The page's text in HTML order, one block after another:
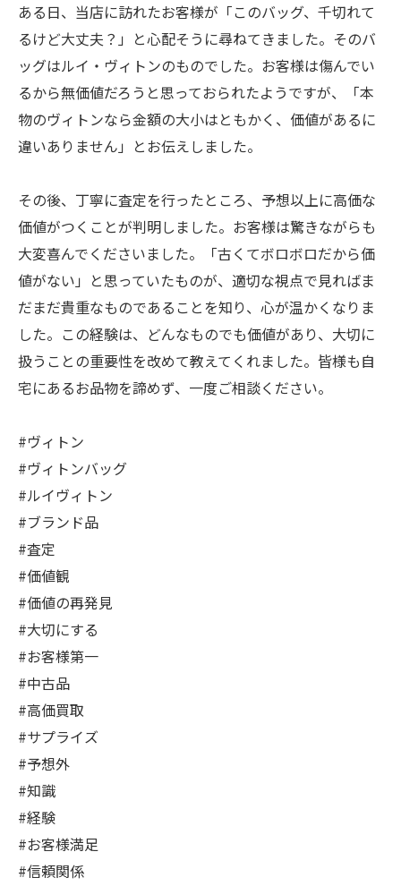
ある日、当店に訪れたお客様が「このバッグ、千切れて
るけど大丈夫？」と心配そうに尋ねてきました。そのバ
ッグはルイ・ヴィトンのものでした。お客様は傷んでい
るから無価値だろうと思っておられたようですが、「本
物のヴィトンなら金額の大小はともかく、価値があるに
違いありません」とお伝えしました。
その後、丁寧に査定を行ったところ、予想以上に高価な
価値がつくことが判明しました。お客様は驚きながらも
大変喜んでくださいました。「古くてボロボロだから価
値がない」と思っていたものが、適切な視点で見ればま
だまだ貴重なものであることを知り、心が温かくなりま
した。この経験は、どんなものでも価値があり、大切に
扱うことの重要性を改めて教えてくれました。皆様も自
宅にあるお品物を諦めず、一度ご相談ください。
#ヴィトン
#ヴィトンバッグ
#ルイヴィトン
#ブランド品
#査定
#価値観
#価値の再発見
#大切にする
#お客様第一
#中古品
#高価買取
#サプライズ
#予想外
#知識
#経験
#お客様満足
#信頼関係